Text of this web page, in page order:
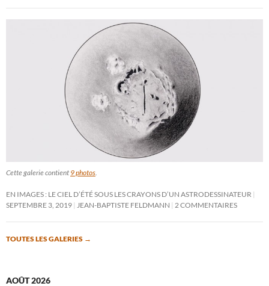
Cette galerie contient 9 photos
EN IMAGES : LE CIEL D’ÉTÉ SOUS LES CRAYONS D’UN ASTRODESSINATEUR
SEPTEMBRE 3, 2019
JEAN-BAPTISTE FELDMANN 2 COMMENTAIRES
TOUTES LES GALERIES →
AOÛT 2026